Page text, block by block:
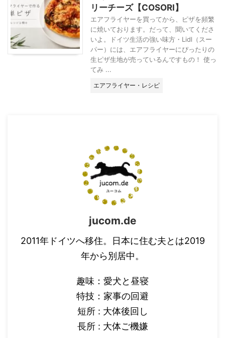
リーチーズ【COSORI】
エアフライヤーを買ってから、ピザを頻繁
に焼いております。だって、聞いてくださ
いよ。ドイツ生活の強い味方・Lidl（スー
パー）には、エアフライヤーにぴったりの
生ピザ生地が売っているんですもの！ 使っ
てみ ...
エアフライヤー・レシピ
jucom.de
2011年ドイツへ移住。日本に住む夫とは2019
年から別居中。
趣味：愛犬と昼寝
特技：家事の回避
短所 : 大体後回し
長所 : 大体ご機嫌